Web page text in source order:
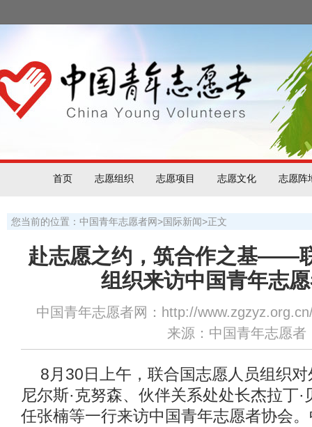
首页 志愿组织 志愿项目 志愿文化 志愿阵
您当前的位置： 中国青年志愿者网>国际新闻>正文
赴志愿之约，筑合作之基——
组织来访中国青年志
中国青年志愿者网：http://
来源：中国青年志愿者
8月30日上午，联合国志愿人员组织
尼尔斯·克努森、伙伴关系处处长杰拉丁
任张楠等一行来访中国青年志愿者协会